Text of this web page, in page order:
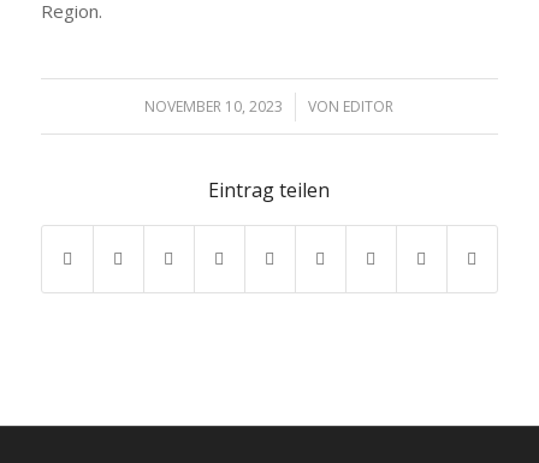
Region.
NOVEMBER 10, 2023
/ VON EDITOR
Eintrag teilen